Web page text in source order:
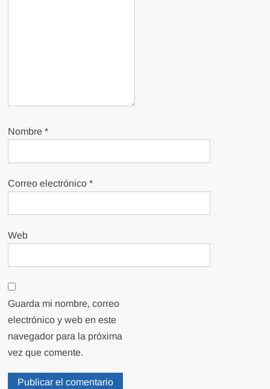
Nombre*
Correo electrónico*
Web
Guarda mi nombre, correo
electrónico y web en este
navegador para la próxima
vez que comente.